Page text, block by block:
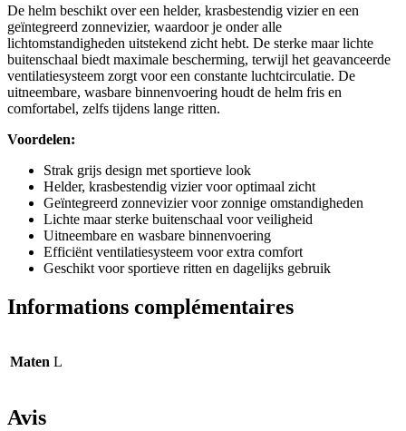
De helm beschikt over een helder, krasbestendig vizier en een
geïntegreerd zonnevizier, waardoor je onder alle
lichtomstandigheden uitstekend zicht hebt. De sterke maar lichte
buitenschaal biedt maximale bescherming, terwijl het geavanceerde
ventilatiesysteem zorgt voor een constante luchtcirculatie. De
uitneembare, wasbare binnenvoering houdt de helm fris en
comfortabel, zelfs tijdens lange ritten.
Voordelen:
Strak grijs design met sportieve look
Helder, krasbestendig vizier voor optimaal zicht
Geïntegreerd zonnevizier voor zonnige omstandigheden
Lichte maar sterke buitenschaal voor veiligheid
Uitneembare en wasbare binnenvoering
Efficiënt ventilatiesysteem voor extra comfort
Geschikt voor sportieve ritten en dagelijks gebruik
Informations complémentaires
Maten L
Avis